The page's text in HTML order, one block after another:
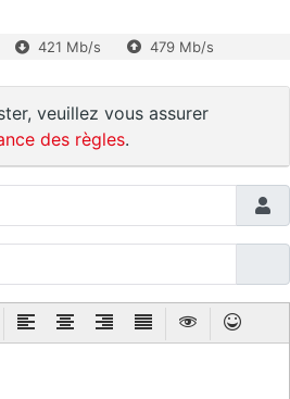
421 Mb/s 479 Mb/s
veuillez vous assurer
des règles.